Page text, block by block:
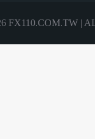
FX110.COM.TW |